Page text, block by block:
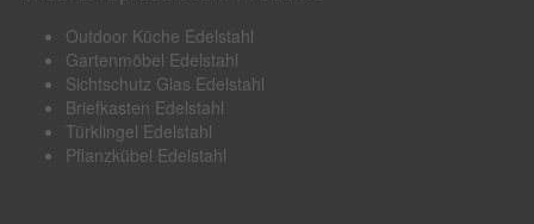
Outdoor Küche Edelstahl
Gartenmöbel Edelstahl
Sichtschutz Glas Edelstahl
Briefkasten Edelstahl
Türklingel Edelstahl
Pflanzkübel Edelstahl